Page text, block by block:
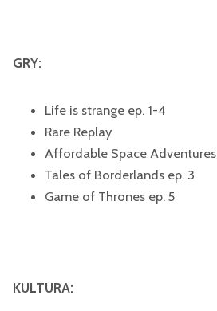
GRY:
Life is strange ep. 1-4
Rare Replay
Affordable Space Adventures
Tales of Borderlands ep. 3
Game of Thrones ep. 5
KULTURA: